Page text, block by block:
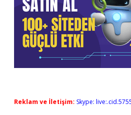
Reklam ve İletişim: Skype: